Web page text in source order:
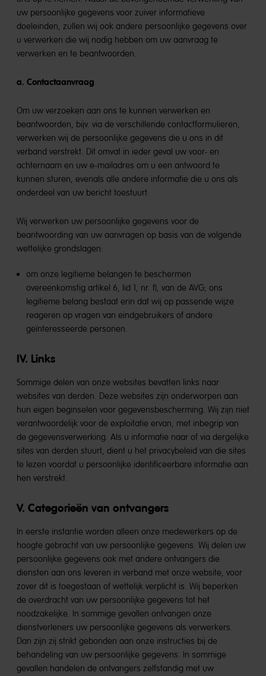
uw persoonlijke gegevens voor zuiver informatieve
doeleinden, zullen wij ook andere persoonlijke gegevens over
u verwerken die wij nodig hebben om uw aanvraag te
verwerken en te beantwoorden.
a. Contactaanvraag
Om uw verzoeken aan ons te kunnen verwerken en
beantwoorden, bijv. via de verschillende contactformulieren,
verwerken wij de persoonlijke gegevens die u ons in dit
verband verstrekt. Dit omvat in ieder geval uw voor- en
achternaam en uw e-mailadres om u een antwoord te
kunnen sturen, evenals alle andere informatie die u ons als
onderdeel van uw bericht toestuurt.
Wij verwerken uw persoonlijke gegevens voor de
beantwoording van uw aanvragen op basis van de volgende
wettelijke grondslagen:
om onze legitieme belangen te beschermen
overeenkomstig artikel 6, lid 1, nr. f), van de AVG; ons
legitieme belang bestaat erin dat wij op passende wijze
reageren op vragen van eindgebruikers of andere
geïnteresseerde personen.
IV. Links
Sommige delen van onze websites bevatten links naar
websites van derden. Deze websites zijn onderworpen aan
hun eigen beginselen voor gegevensbescherming. Wij zijn niet
verantwoordelijk voor de exploitatie ervan, met inbegrip van
de gegevensverwerking. Als u informatie naar of via dergelijke
sites van derden stuurt, dient u het privacybeleid van die sites
te lezen voordat u persoonlijke identificeerbare informatie aan
hen verstrekt.
V. Categorieën van ontvangers
In eerste instantie worden alleen onze medewerkers op de
hoogte gebracht van uw persoonlijke gegevens. Wij delen uw
persoonlijke gegevens ook met andere ontvangers die
diensten aan ons leveren in verband met onze website, voor
zover dit is toegestaan of wettelijk verplicht is. Wij beperken
de overdracht van uw persoonlijke gegevens tot het
noodzakelijke. In sommige gevallen ontvangen onze
dienstverleners uw persoonlijke gegevens als verwerkers.
Dan zijn zij strikt gebonden aan onze instructies bij de
behandeling van uw persoonlijke gegevens. In sommige
gevallen handelen de ontvangers zelfstandig met uw